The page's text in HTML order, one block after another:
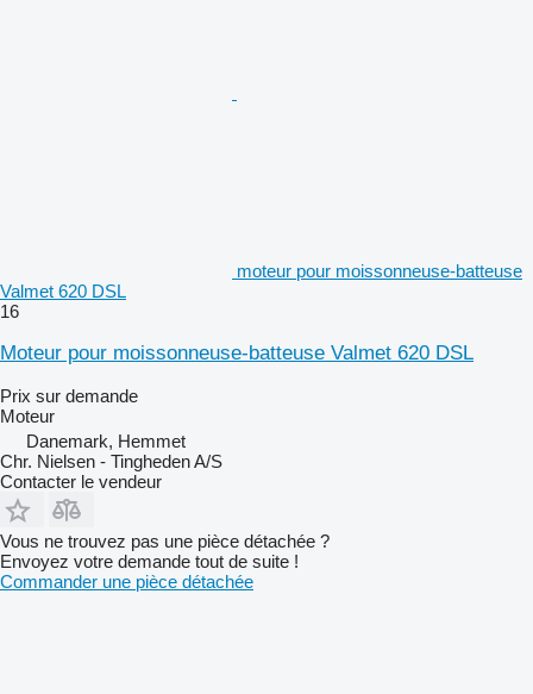
moteur pour moissonneuse-batteuse
Valmet 620 DSL
16
Moteur pour moissonneuse-batteuse Valmet 620 DSL
Prix sur demande
Moteur
Danemark, Hemmet
Chr. Nielsen - Tingheden A/S
Contacter le vendeur
Vous ne trouvez pas une pièce détachée ?
Envoyez votre demande tout de suite !
Commander une pièce détachée